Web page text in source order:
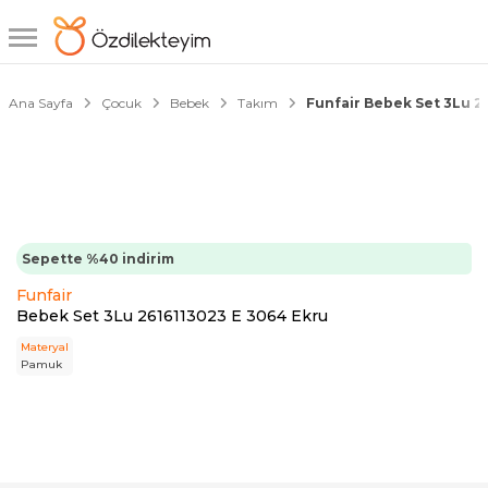
Ana Sayfa Çocuk Bebek Takım Funfair Bebek Set 3Lu
Sepette %40 indirim
Funfair
Bebek Set 3Lu 2616113023 E 3064 Ekru
Materyal
Pamuk
1/8